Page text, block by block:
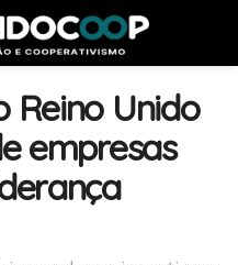
Reino Unido
empresas